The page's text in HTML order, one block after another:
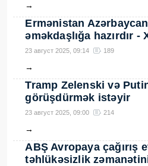
→
Ermənistan
əməkdaşlığa hazırdır -
23 август 2025, 09:14 189
→
Tramp Zelenski və
görüşdürmək istəyir
23 август 2025, 09:00 214
→
ABŞ Avropaya çağırış
təhlükəsizlik